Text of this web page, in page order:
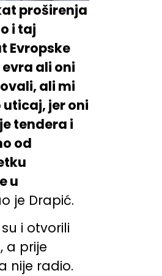
proširenja
i taj
Evropske
evra ali oni
ali mi
jer oni
tendera i
od
u
je Drapić.
i otvorili
a prije
nije radio.